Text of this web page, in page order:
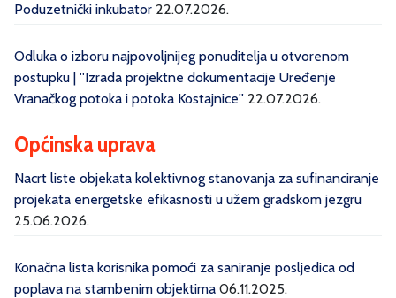
Poduzetnički inkubator 22.07.2026.
Odluka o izboru najpovoljnijeg ponuditelja u otvorenom
postupku | ''Izrada projektne dokumentacije Uređenje
Vranačkog potoka i potoka Kostajnice'' 22.07.2026.
Općinska uprava
Nacrt liste objekata kolektivnog stanovanja za sufinanciranje
projekata energetske efikasnosti u užem gradskom jezgru
25.06.2026.
Konačna lista korisnika pomoći za saniranje posljedica od
poplava na stambenim objektima 06.11.2025.